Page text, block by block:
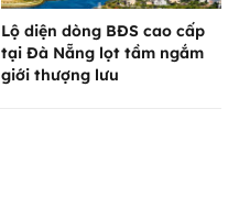
Lộ diện dòng BĐS cao cấp
tại Đà Nẵng lọt tầm ngắm
giới thượng lưu